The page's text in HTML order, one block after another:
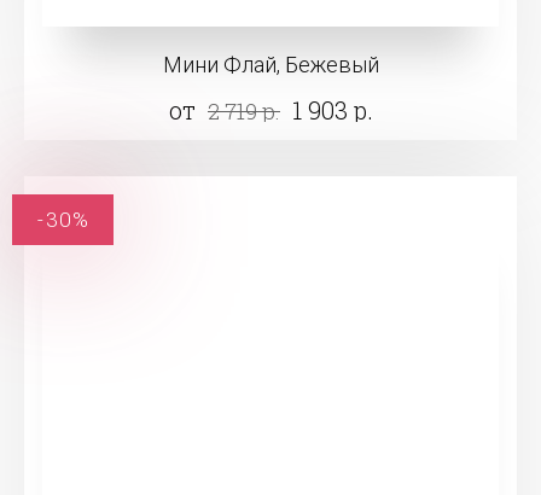
Мини Флай, Бежевый
от 2 719 р. 1 903 р.
-30%